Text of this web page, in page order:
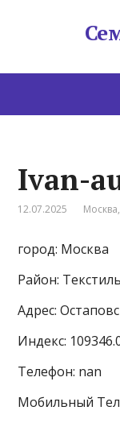
Ivan-
12.07.2025 Москва,
город: Москва
Район:
Адрес:
Индекс:
Телефон: nan
Мобильный